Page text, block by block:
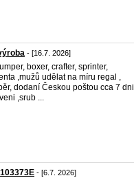
- [16.7. 2026]
boxer, crafter, sprinter,
,mužů udělat na míru regal ,
dodaní Českou poštou cca 7 dni
,srub ...
- [6.7. 2026]